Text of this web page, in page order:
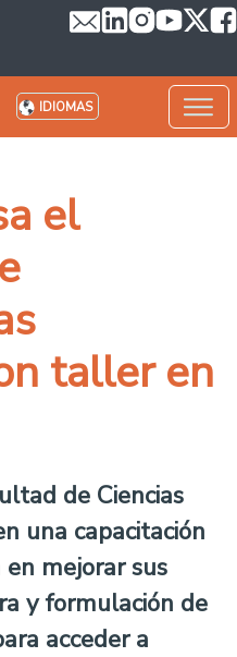
IDIOMAS
el
taller en
de Ciencias
una capacitación
mejorar sus
y formulación de
acceder a